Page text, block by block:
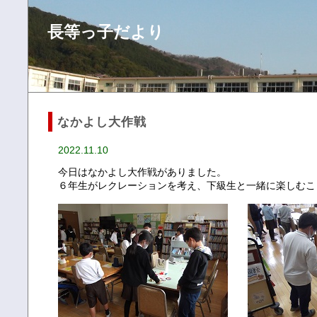
長等っ子だより
なかよし大作戦
2022.11.10
今日はなかよし大作戦がありました。
６年生がレクレーションを考え、下級生と一緒に楽しむ